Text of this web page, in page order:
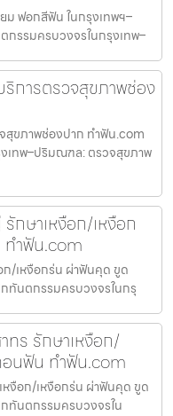
ม ฟอกสีฟัน ในกรุงเทพฯ–
รรมครบวงจรในกรุงเทพ–
การตรวจสุขภาพช่อง
สุขภาพช่องปาก ทำฟัน.com
เทพ–ปริมณฑล: ตรวจสุขภาพ
กษาเหงือก/เหงือก
ำฟัน.com
ก/เหงือกร่น ผ่าฟันคุด ขูด
นตกรรมครบวงจรในกรุ
ร รักษาเหงือก/
นฟัน ทำฟัน.com
งือก/เหงือกร่น ผ่าฟันคุด ขูด
นตกรรมครบวงจรใน